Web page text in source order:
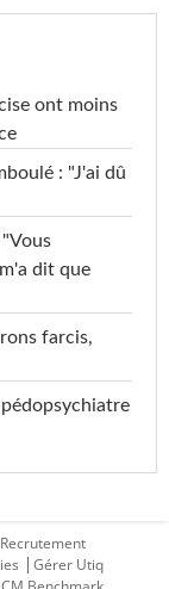
ont moins
: "J'ai dû
dit que
farcis,
Recrutement
Gérer Utiq